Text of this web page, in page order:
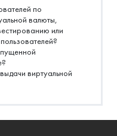
по
валюты,
или
виртуальной